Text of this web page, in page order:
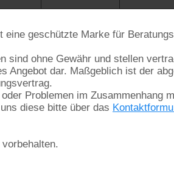
eine geschützte Marke für
sind ohne Gewähr und stellen
Angebot dar. Maßgeblich ist der
Problemen im Zusammenhang
diese bitte über das